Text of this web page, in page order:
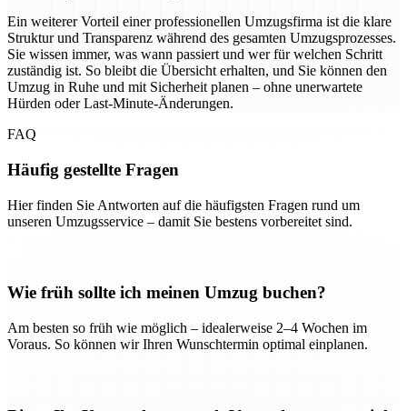
Ein weiterer Vorteil einer professionellen Umzugsfirma ist die klare
Struktur und Transparenz während des gesamten Umzugsprozesses.
Sie wissen immer, was wann passiert und wer für welchen Schritt
zuständig ist. So bleibt die Übersicht erhalten, und Sie können den
Umzug in Ruhe und mit Sicherheit planen – ohne unerwartete
Hürden oder Last-Minute-Änderungen.
FAQ
Häufig gestellte Fragen
Hier finden Sie Antworten auf die häufigsten Fragen rund um
unseren Umzugsservice – damit Sie bestens vorbereitet sind.
Wie früh sollte ich meinen Umzug buchen?
Am besten so früh wie möglich – idealerweise 2–4 Wochen im
Voraus. So können wir Ihren Wunschtermin optimal einplanen.